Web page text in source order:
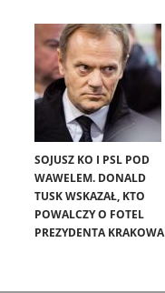
SOJUSZ KO I PSL POD
WAWELEM. DONALD
TUSK WSKAZAŁ, KTO
POWALCZY O FOTEL
PREZYDENTA KRAKOWA